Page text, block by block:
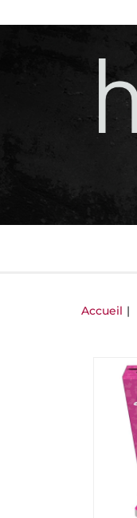
Accueil